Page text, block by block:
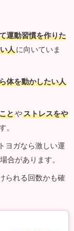
運動習慣を作りた
人に向いていま
体を動かしたい人
とやストレスをや
。
ヨガなら激しい運
合があります。
られる回数かも確